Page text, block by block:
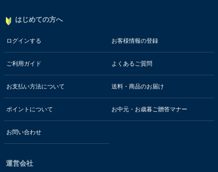
はじめての方へ
ログインする お客様情報の登録
ご利用ガイド よくあるご質問
お支払い方法について 送料・商品のお届け
ポイントについて お中元・お歳暮ご贈答マナー
お問い合わせ
運営会社